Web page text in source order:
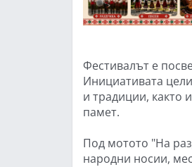
Фестивалът е
Инициативата
и традиции, както
памет.
Под мотото "На
народни носии,